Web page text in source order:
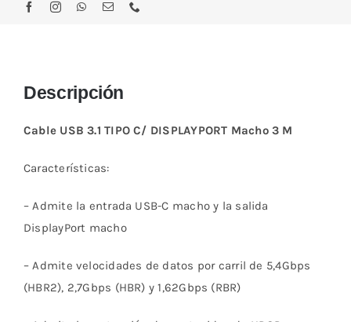
Descripción
Cable USB 3.1 TIPO C/ DISPLAYPORT Macho 3 M
Características:
– Admite la entrada USB-C macho y la salida
DisplayPort macho
– Admite velocidades de datos por carril de 5,4Gbps
(HBR2), 2,7Gbps (HBR) y 1,62Gbps (RBR)